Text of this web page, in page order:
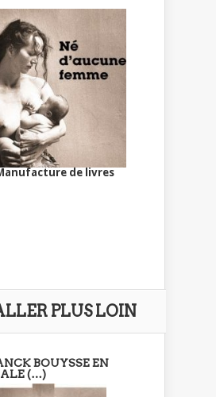
de livres
PLUS LOIN
BOUYSSE EN
(…)